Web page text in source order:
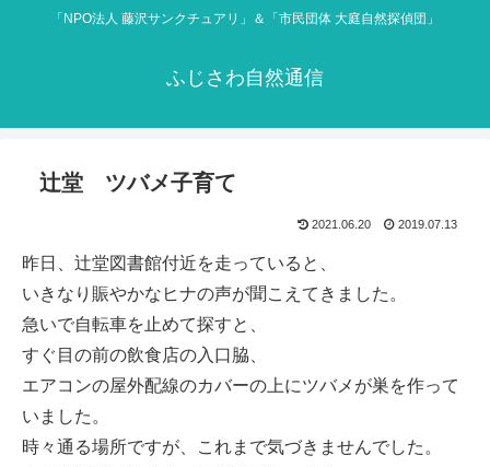
「NPO法人 藤沢サンクチュアリ」＆「市民団体 大庭自然探偵団」
ふじさわ自然通信
辻堂 ツバメ子育て
2021.06.20 2019.07.13
昨日、辻堂図書館付近を走っていると、
いきなり賑やかなヒナの声が聞こえてきました。
急いで自転車を止めて探すと、
すぐ目の前の飲食店の入口脇、
エアコンの屋外配線のカバーの上にツバメが巣を作って
いました。
時々通る場所ですが、これまで気づきませんでした。